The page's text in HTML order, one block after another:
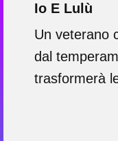
Io E Lulù
Un veterano
dal
trasformerà